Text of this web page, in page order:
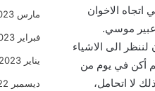
الاخوان
عبير موسي.
آن الاوان لننظر الى الاشياء
أكن في يوم من
لا اتحامل،
مارس 2023
فبراير 2023
يناير 2023
ديسمبر 2022